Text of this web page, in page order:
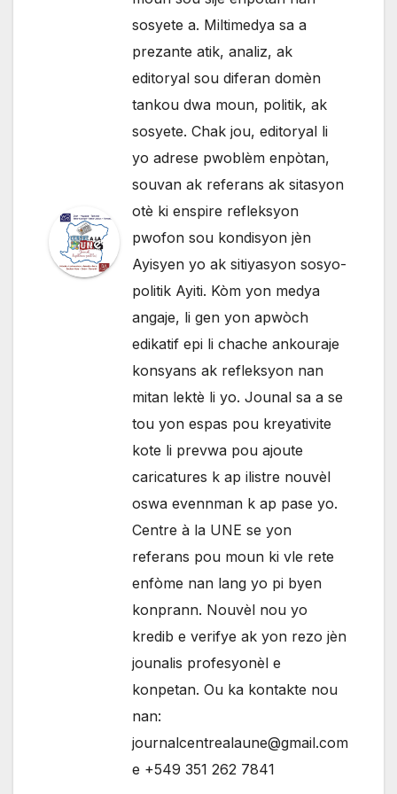
sosyete a. Miltimedya sa a
prezante atik, analiz, ak
editoryal sou diferan domèn
tankou dwa moun, politik, ak
sosyete. Chak jou, editoryal li
yo adrese pwoblèm enpòtan,
souvan ak referans ak sitasyon
otè ki enspire refleksyon
pwofon sou kondisyon jèn
Ayisyen yo ak sitiyasyon sosyo-
politik Ayiti. Kòm yon medya
angaje, li gen yon apwòch
edikatif epi li chache ankouraje
konsyans ak refleksyon nan
mitan lektè li yo. Jounal sa a se
tou yon espas pou kreyativite
kote li prevwa pou ajoute
caricatures k ap ilistre nouvèl
oswa evennman k ap pase yo.
Centre à la UNE se yon
referans pou moun ki vle rete
enfòme nan lang yo pi byen
konprann. Nouvèl nou yo
kredib e verifye ak yon rezo jèn
jounalis profesyonèl e
konpetan. Ou ka kontakte nou
nan:
journalcentrealaune@gmail.com
e +549 351 262 7841